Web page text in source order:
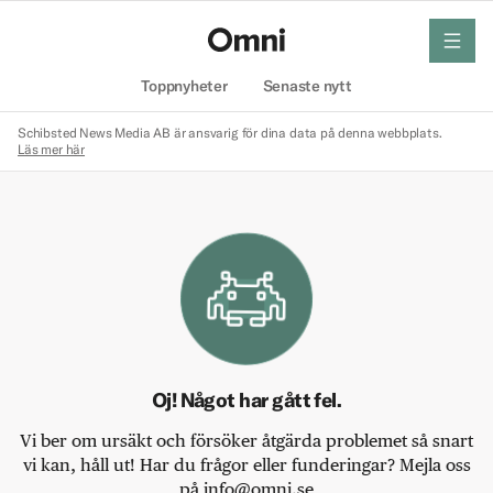
Toppnyheter Senaste nytt
meny
Schibsted News Media AB är ansvarig för dina data på denna webbplats.
Läs mer här
Oj! Något har gått fel.
Vi ber om ursäkt och försöker åtgärda problemet så snart
vi kan, håll ut! Har du frågor eller funderingar? Mejla oss